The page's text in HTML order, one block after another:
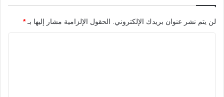
لن يتم نشر عنوان بريدك الإلكتروني. الحقول الإلزامية مشار إليها بـ*